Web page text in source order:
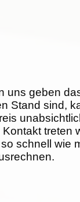
uns geben
Stand sind,
treten
schnell wie